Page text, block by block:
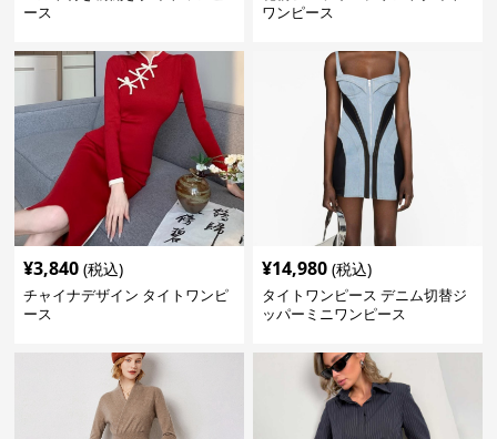
ース
ワンピース
¥3,840 (税込)
チャイナデザイン タイトワンピ
ース
¥14,980 (税込)
タイトワンピース デニム切替ジ
ッパーミニワンピース